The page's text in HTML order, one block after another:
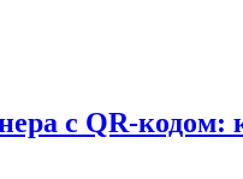
с QR-